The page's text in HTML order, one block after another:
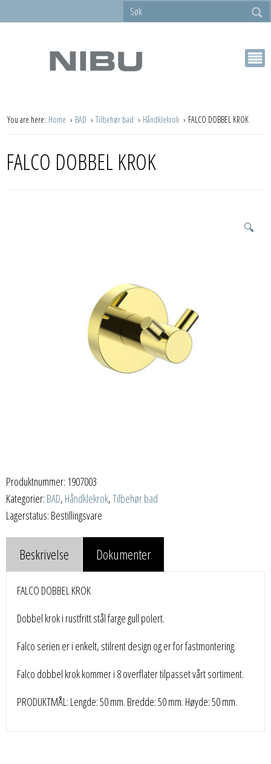
You are here: Home BAD Tilbehør bad Håndklekrok FALCO DOBBEL KROK
FALCO DOBBEL KROK
🔍
Produktnummer: 1907003
Kategorier: BAD, Håndklekrok,Tilbehør bad
Lagerstatus: Bestillingsvare
Beskrivelse Dokumenter
FALCO DOBBEL KROK
Dobbel krok i rustfritt stål farge gull polert.
Falco serien er i enkelt, stilrent design og er for fastmontering.
Falco dobbel krok kommer i 8 overflater tilpasset vårt sortiment.
PRODUKTMÅL: Lengde: 50 mm. Bredde: 50 mm. Høyde: 50 mm.